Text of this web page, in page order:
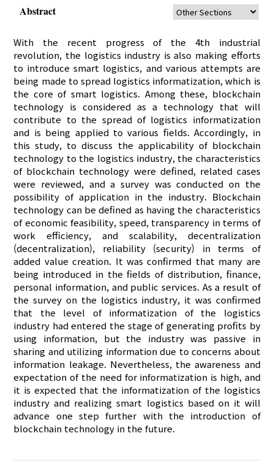
Abstract
With the recent progress of the 4th industrial
revolution, the logistics industry is also making efforts
to introduce smart logistics, and various attempts are
being made to spread logistics informatization, which is
the core of smart logistics. Among these, blockchain
technology is considered as a technology that will
contribute to the spread of logistics informatization
and is being applied to various fields. Accordingly, in
this study, to discuss the applicability of blockchain
technology to the logistics industry, the characteristics
of blockchain technology were defined, related cases
were reviewed, and a survey was conducted on the
possibility of application in the industry. Blockchain
technology can be defined as having the characteristics
of economic feasibility, speed, transparency in terms of
work efficiency, and scalability, decentralization
(decentralization), reliability (security) in terms of
added value creation. It was confirmed that many are
being introduced in the fields of distribution, finance,
personal information, and public services. As a result of
the survey on the logistics industry, it was confirmed
that the level of informatization of the logistics
industry had entered the stage of generating profits by
using information, but the industry was passive in
sharing and utilizing information due to concerns about
information leakage. Nevertheless, the awareness and
expectation of the need for informatization is high, and
it is expected that the informatization of the logistics
industry and realizing smart logistics based on it will
advance one step further with the introduction of
blockchain technology in the future.